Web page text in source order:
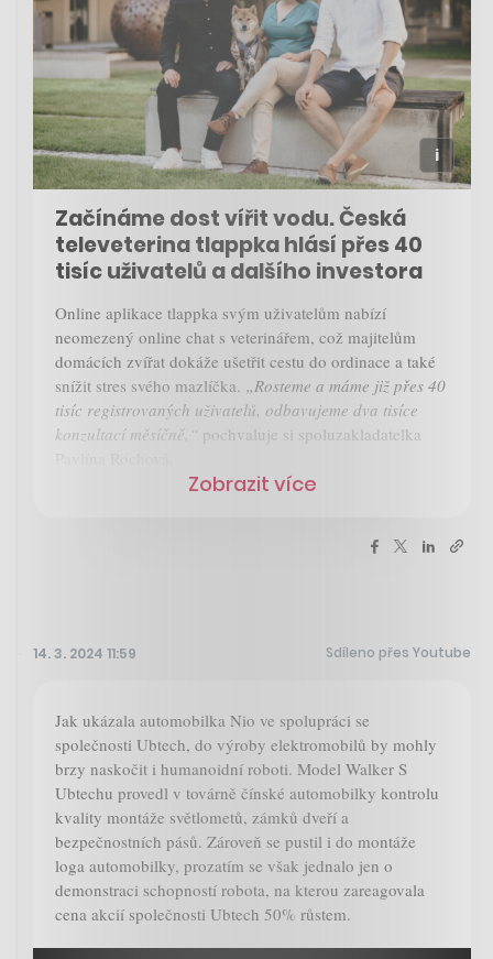
Začínáme dost vířit vodu. Česká
televeterina tlappka hlásí přes 40
tisíc uživatelů a dalšího investora
Online aplikace tlappka svým uživatelům nabízí
neomezený online chat s veterinářem, což majitelům
domácích zvířat dokáže ušetřit cestu do ordinace a také
snížit stres svého mazlíčka. „Rosteme a máme již přes 40
tisíc registrovaných uživatelů, odbavujeme dva tisíce
konzultací měsíčně,“ pochvaluje si spoluzakladatelka
Zobrazit více
14. 3. 2024 11:59 Sdíleno přes Youtube
Jak ukázala automobilka Nio ve spolupráci se
společnosti Ubtech, do výroby elektromobilů by mohly
brzy naskočit i humanoidní roboti. Model Walker S
Ubtechu provedl v továrně čínské automobilky kontrolu
kvality montáže světlometů, zámků dveří a
bezpečnostních pásů. Zároveň se pustil i do montáže
loga automobilky, prozatím se však jednalo jen o
demonstraci schopností robota, na kterou zareagovala
cena akcií společnosti Ubtech 50% růstem.